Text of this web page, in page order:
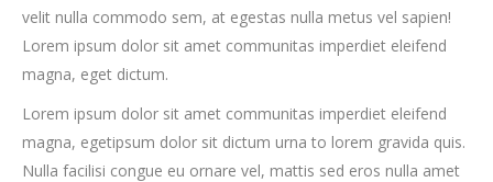
velit nulla commodo sem, at egestas nulla metus vel sapien!
Lorem ipsum dolor sit amet communitas imperdiet eleifend
magna, eget dictum.
Lorem ipsum dolor sit amet communitas imperdiet eleifend
magna, egetipsum dolor sit dictum urna to lorem gravida quis.
Nulla facilisi congue eu ornare vel, mattis sed eros nulla amet